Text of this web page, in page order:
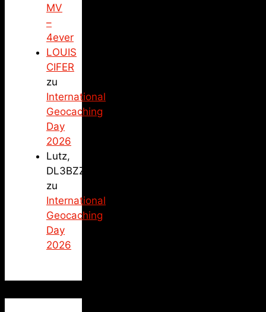
MV
–
4ever
LOUIS
CIFER
zu
International
Geocaching
Day
2026
Lutz,
DL3BZZ
zu
International
Geocaching
Day
2026